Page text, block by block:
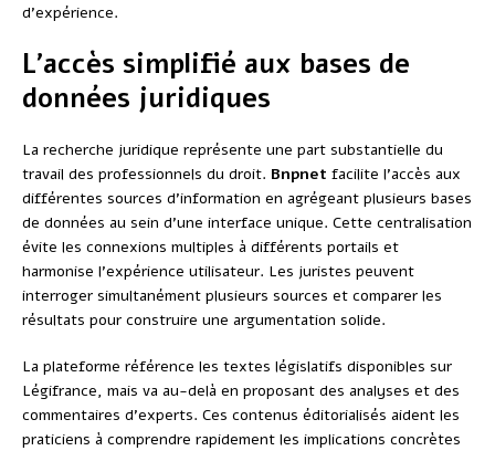
d’expérience.
L’accès simplifié aux bases de
données juridiques
La recherche juridique représente une part substantielle du
travail des professionnels du droit. Bnpnet facilite l’accès aux
différentes sources d’information en agrégeant plusieurs bases
de données au sein d’une interface unique. Cette centralisation
évite les connexions multiples à différents portails et
harmonise l’expérience utilisateur. Les juristes peuvent
interroger simultanément plusieurs sources et comparer les
résultats pour construire une argumentation solide.
La plateforme référence les textes législatifs disponibles sur
Légifrance, mais va au-delà en proposant des analyses et des
commentaires d’experts. Ces contenus éditorialisés aident les
praticiens à comprendre rapidement les implications concrètes